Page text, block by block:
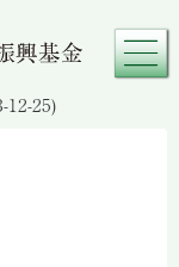
12-25)